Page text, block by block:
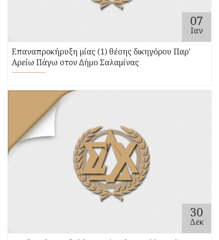
07
Ιαν
Επαναπροκήρυξη µίας (1) θέσης δικηγόρου Παρ'
Αρείω Πάγω στον ∆ήµο Σαλαµίνας
30
Δεκ